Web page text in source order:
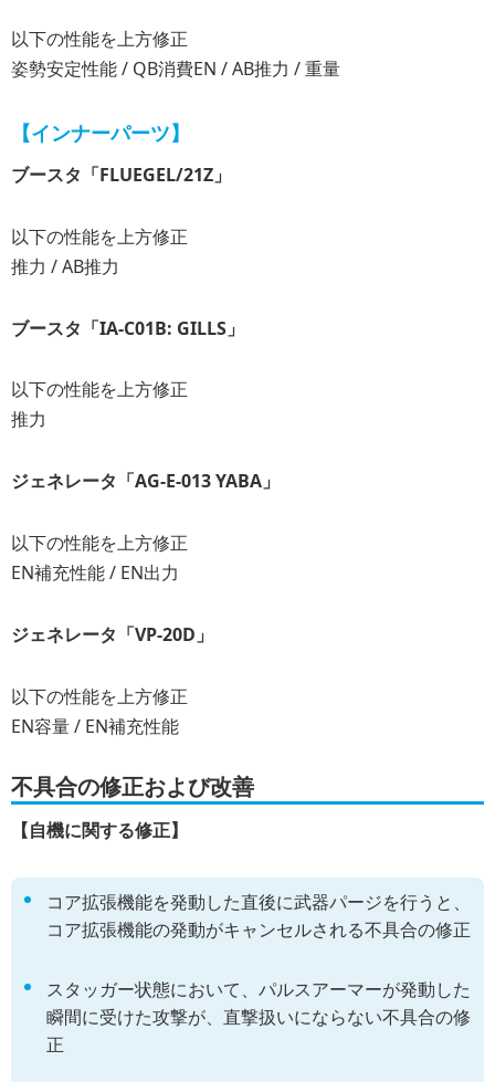
以下の性能を上方修正
姿勢安定性能 / QB消費EN / AB推力 / 重量
【インナーパーツ】
ブースタ「FLUEGEL/21Z」
以下の性能を上方修正
推力 / AB推力
ブースタ「IA-C01B: GILLS」
以下の性能を上方修正
推力
ジェネレータ「AG-E-013 YABA」
以下の性能を上方修正
EN補充性能 / EN出力
ジェネレータ「VP-20D」
以下の性能を上方修正
EN容量 / EN補充性能
不具合の修正および改善
【自機に関する修正】
コア拡張機能を発動した直後に武器パージを行うと、
コア拡張機能の発動がキャンセルされる不具合の修正
スタッガー状態において、パルスアーマーが発動した
瞬間に受けた攻撃が、直撃扱いにならない不具合の修
正